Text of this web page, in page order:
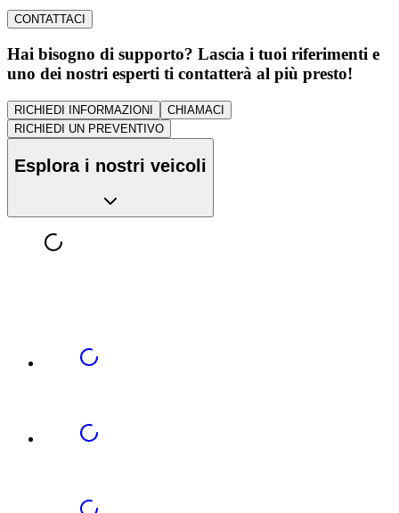
CONTATTACI
Hai bisogno di supporto? Lascia i tuoi riferimenti e
uno dei nostri esperti ti contatterà al più presto!
RICHIEDI INFORMAZIONI
CHIAMACI
RICHIEDI UN PREVENTIVO
Esplora i nostri veicoli